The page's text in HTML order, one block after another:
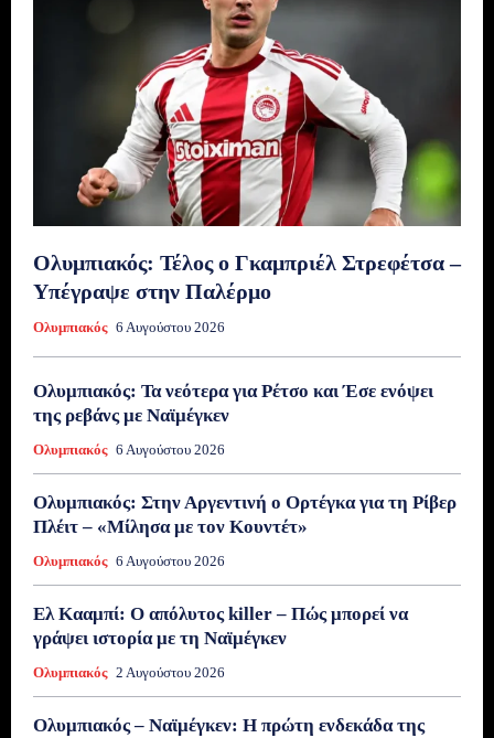
Ολυμπιακός: Τέλος ο Γκαμπριέλ Στρεφέτσα –
Υπέγραψε στην Παλέρμο
Ολυμπιακός 6 Αυγούστου 2026
Ολυμπιακός: Τα νεότερα για Ρέτσο και Έσε ενόψει
της ρεβάνς με Ναϊμέγκεν
Ολυμπιακός 6 Αυγούστου 2026
Ολυμπιακός: Στην Αργεντινή ο Ορτέγκα για τη Ρίβερ
Πλέιτ – «Μίλησα με τον Κουντέτ»
Ολυμπιακός 6 Αυγούστου 2026
Ελ Κααμπί: Ο απόλυτος killer – Πώς μπορεί να
γράψει ιστορία με τη Ναϊμέγκεν
Ολυμπιακός 2 Αυγούστου 2026
Ολυμπιακός – Ναϊμέγκεν: Η πρώτη ενδεκάδα της